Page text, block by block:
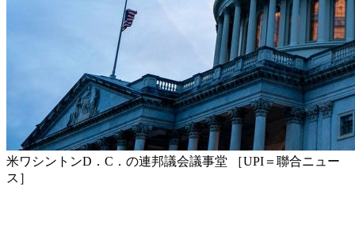
米ワシントンD．C．の連邦議会議事堂 ［UPI＝聯合ニュー
ス］